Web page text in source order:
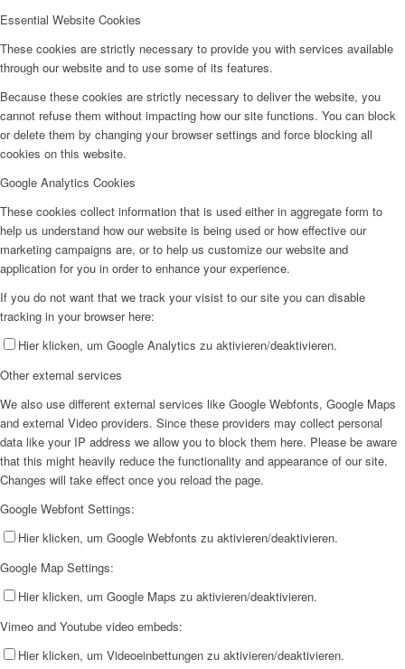
Essential Website Cookies
These cookies are strictly necessary to provide you with services available
through our website and to use some of its features.
Because these cookies are strictly necessary to deliver the website, you
cannot refuse them without impacting how our site functions. You can block
or delete them by changing your browser settings and force blocking all
cookies on this website.
Google Analytics Cookies
These cookies collect information that is used either in aggregate form to
help us understand how our website is being used or how effective our
marketing campaigns are, or to help us customize our website and
application for you in order to enhance your experience.
If you do not want that we track your visist to our site you can disable
tracking in your browser here:
Hier klicken, um Google Analytics zu aktivieren/deaktivieren.
Other external services
We also use different external services like Google Webfonts, Google Maps
and external Video providers. Since these providers may collect personal
data like your IP address we allow you to block them here. Please be aware
that this might heavily reduce the functionality and appearance of our site.
Changes will take effect once you reload the page.
Google Webfont Settings:
Hier klicken, um Google Webfonts zu aktivieren/deaktivieren.
Google Map Settings:
Hier klicken, um Google Maps zu aktivieren/deaktivieren.
Vimeo and Youtube video embeds:
Hier klicken, um Videoeinbettungen zu aktivieren/deaktivieren.